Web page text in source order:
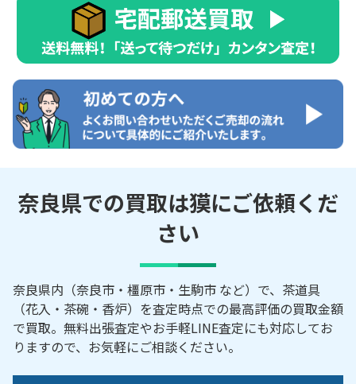
奈良県での買取は獏にご依頼くだ
さい
奈良県内（奈良市・橿原市・生駒市 など）で、茶道具
（花入・茶碗・香炉）を査定時点での最高評価の買取金額
で買取。無料出張査定やお手軽LINE査定にも対応してお
りますので、お気軽にご相談ください。